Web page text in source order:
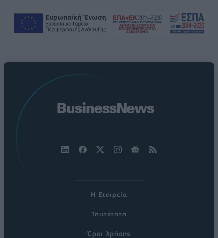
Η Εταιρεία
Ταυτότητα
Όροι Χρήσης